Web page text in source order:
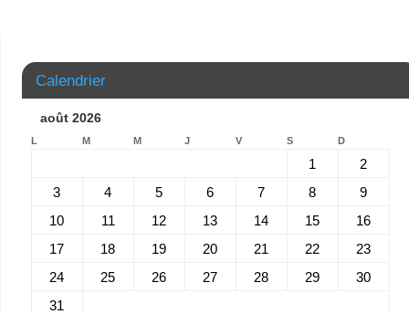
Calendrier
août 2026
L M M J V S D
1
2
3
4 5 6 7 8
9
10
11 12 13 14 15
16
17
18 19 20 21 22
23
24
25 26 27 28 29
30
31